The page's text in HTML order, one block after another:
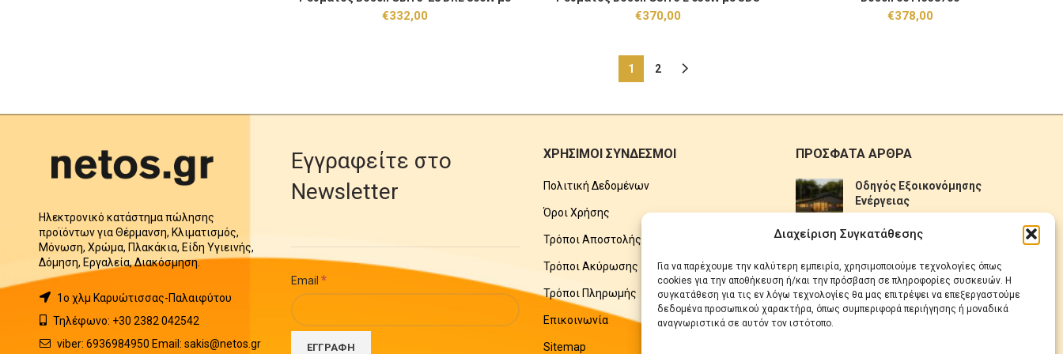
Διαχείριση Συγκατάθεσης
Για να παρέχουμε την καλύτερη εμπειρία, χρησιμοποιούμε τεχνολογίες όπως
cookies για την αποθήκευση ή/και την πρόσβαση σε πληροφορίες συσκευών. Η
συγκατάθεση για τις εν λόγω τεχνολογίες θα μας επιτρέψει να επεξεργαστούμε
δεδομένα προσωπικού χαρακτήρα, όπως συμπεριφορά περιήγησης ή μοναδικά
αναγνωριστικά σε αυτόν τον ιστότοπο.
SDS Plus 061123A00
€332,00
Plus 0611320703
€370,00 €378,00
1 2
Ηλεκτρονικό κατάστημα πώλησης
προϊόντων για Θέρμανση, Κλιματισμός,
Μόνωση, Χρώμα, Πλακάκια, Είδη Υγιεινής,
Δόμηση, Εργαλεία, Διακόσμηση.
1o χλμ Καρυώτισσας-Παλαιφύτου
Τηλέφωνο: +30 2382 042542
viber: 6936984950 Email: sakis@netos.gr
Εγγραφείτε στο
Newsletter
Email *
ΧΡΗΣΙΜΟΙ ΣΥΝΔΕΣΜΟΙ
Πολιτική Δεδομένων
Όροι Χρήσης
Τρόποι Αποστολής
Τρόποι Ακύρωσης
Τρόποι Πληρωμής
Επικοινωνία
Sitemap
ΠΡΟΣΦΑΤΑ ΑΡΘΡΑ
Οδηγός Εξοικονόμησης
Ενέργειας
Πως να επιλέξετε ηλιακό
θερμοσίφωνα
No Comments